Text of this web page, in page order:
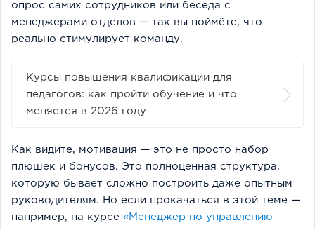
опрос самих сотрудников или беседа с
менеджерами отделов — так вы поймёте, что
реально стимулирует команду.
Курсы повышения квалификации для
педагогов: как пройти обучение и что
меняется в 2026 году
Как видите, мотивация — это не просто набор
плюшек и бонусов. Это полноценная структура,
которую бывает сложно построить даже опытным
руководителям. Но если прокачаться в этой теме —
например, на курсе «Менеджер по управлению